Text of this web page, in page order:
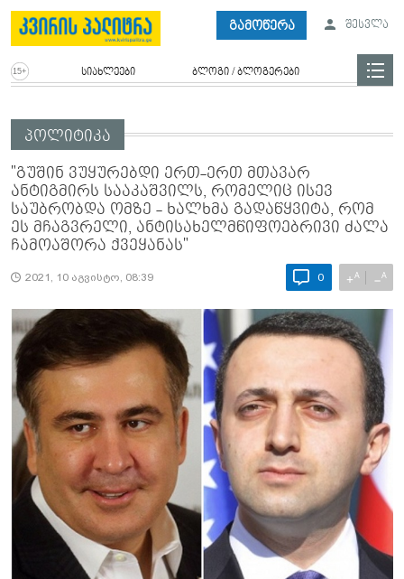
გამოწერა შესვლა
სიახლეები ბლოგი / ბლოგერები
პოლიტიკა
"გუშინ ვუყურებდი ერთ-ერთ მთავარ
ანტიგმირს სააკაშვილს, რომელიც ისევ
საუბრობდა ომზე - ხალხმა გადაწყვიტა, რომ
ეს მჩაგვრელი, ანტისახელმწიფოებრივი ძალა
ჩამოაშორა ქვეყანას"
2021, 10 აგვისტო, 08:39 0 +A −A